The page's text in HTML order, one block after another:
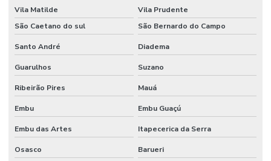
Fornecedor Ribbon Cera 110x74 Em Minas Gerais
Fornecedores De Etiquetas Bopp Adesiva No Paraná
Fornecedores De Etiquetas Para Móveis Rs
Fornecedores De Etiquetas Removíveis
Fornecedores De Etiquetas Tag Para Roupas
Fornecedores De Etiquetas Térmicas Adesivas No Paraná
Vila Matilde
Vila Prudente
São Caetano do sul
São Bernardo do Campo
Santo André Diadema
Guarulhos Suzano
Ribeirão Pires Mauá
Embu Embu Guaçú
Embu das Artes Itapecerica da Serra
Osasco Barueri